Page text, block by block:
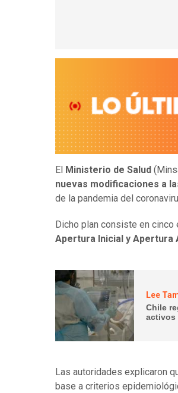
El Ministerio de Salud
nuevas modificaciones a
de la pandemia del
Dicho plan consiste en cinco
Apertura Inicial y Apertura
Lee
Chile
activos
Las autoridades explicaron
base a criterios